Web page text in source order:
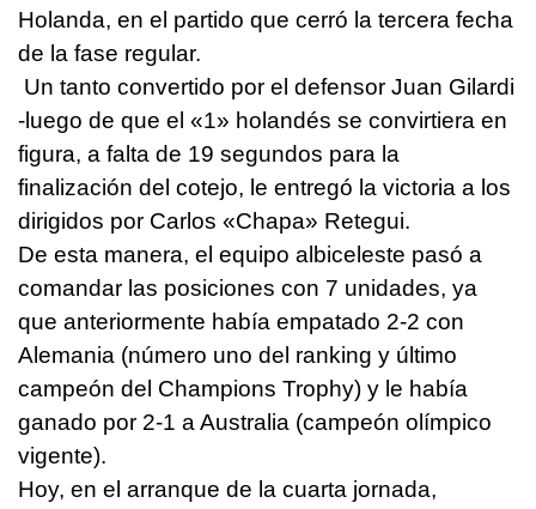
Holanda, en el partido que cerró la tercera fecha
de la fase regular.
Un tanto convertido por el defensor Juan Gilardi
-luego de que el «1» holandés se convirtiera en
figura, a falta de 19 segundos para la
finalización del cotejo, le entregó la victoria a los
dirigidos por Carlos «Chapa» Retegui.
De esta manera, el equipo albiceleste pasó a
comandar las posiciones con 7 unidades, ya
que anteriormente había empatado 2-2 con
Alemania (número uno del ranking y último
campeón del Champions Trophy) y le había
ganado por 2-1 a Australia (campeón olímpico
vigente).
Hoy, en el arranque de la cuarta jornada,